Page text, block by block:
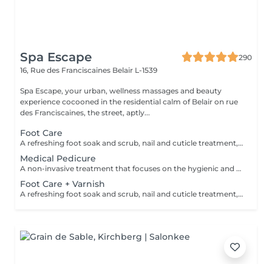
Spa Escape
290
16, Rue des Franciscaines Belair L-1539
Spa Escape, your urban, wellness massages and beauty
experience cocooned in the residential calm of Belair on rue
des Franciscaines, the street, aptly...
Foot Care
A refreshing foot soak and scrub, nail and cuticle treatment, lower leg and foot massage. A feeling of relaxation and calm accentuates this treatment.
Medical Pedicure
A non-invasive treatment that focuses on the hygienic and aesthetic care of the toenails and soles after a complete evaluation of your feet and nails. This treatment is followed by a foot massage.
Foot Care + Varnish
A refreshing foot soak and scrub, nail and cuticle treatment, lower leg and foot massage. A feeling of relaxation and calm accentuates this treatment. This is followed by the application of a nail varnish or semi-permanent of your choice.